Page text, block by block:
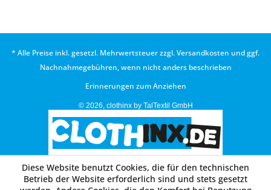
* Alle Preise inkl. gesetzl. Mehrwertsteuer zzgl.Versandkosten und ggf.
Nachnahmegebühren, wenn nicht anders beschrieben
Erinnerungen zum Anziehen
© 2026, clothinx by TalTextil GmbH
Diese Website benutzt Cookies, die für den technischen
Betrieb der Website erforderlich sind und stets gesetzt